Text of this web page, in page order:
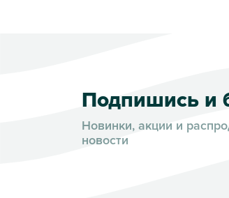
Подпишись и
Новинки, акции и
новости